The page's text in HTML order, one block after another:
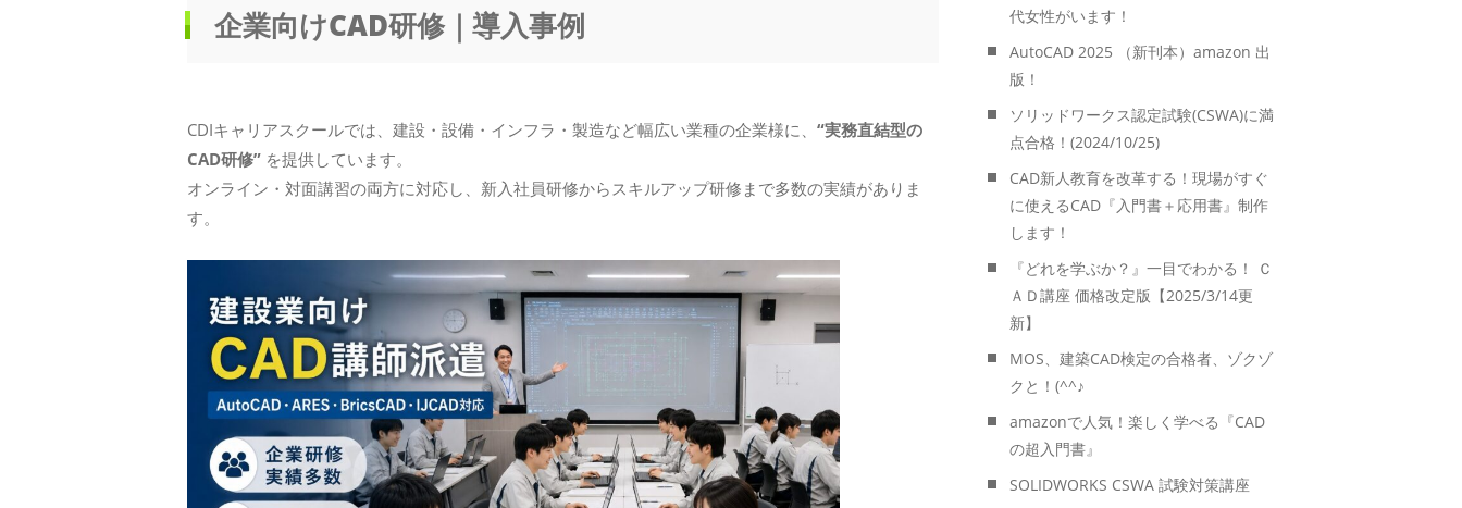
企業向けCAD研修｜導入事例
CDIキャリアスクールでは、建設・設備・インフラ・製造など幅広い業種の企業様に、 “実務直結型の
CAD研修” を提供しています。
オンライン・対面講習の両方に対応し、新入社員研修からスキルアップ研修まで多数の実績がありま
す。
代女性がいます！
AutoCAD 2025 （新刊本）amazon 出
版！
ソリッドワークス認定試験(CSWA)に満
点合格！(2024/10/25)
CAD新人教育を改革する！現場がすぐ
に使えるCAD『入門書＋応用書』制作
します！
『どれを学ぶか？』一目でわかる！ Ｃ
ＡＤ講座 価格改定版【2025/3/14更
新】
MOS、建築CAD検定の合格者、ゾクゾ
クと！(^^♪
amazonで人気！楽しく学べる『CAD
の超入門書』
SOLIDWORKS CSWA 試験対策講座